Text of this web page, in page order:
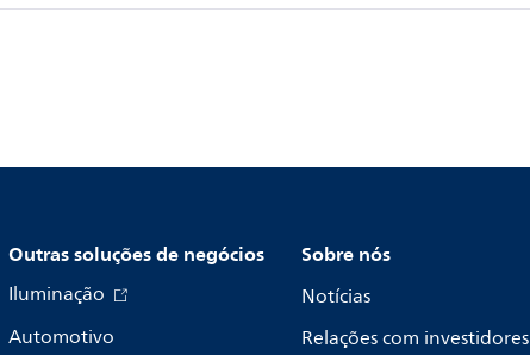
Outras soluções de negócios
Iluminação
Automotivo
Sobre nós
Notícias
Relações com investidores